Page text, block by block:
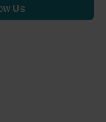
Us